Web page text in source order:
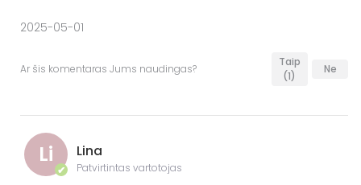
2025-05-01
Ar šis komentaras Jums naudingas?
Taip
(1)
Ne
Li
✔
Lina
Patvirtintas vartotojas